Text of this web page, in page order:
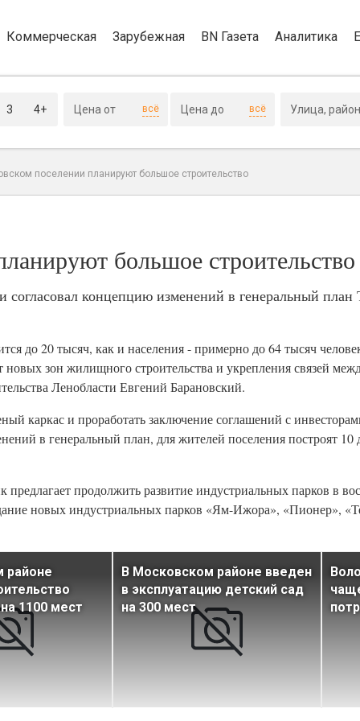
Коммерческая Зарубежная BN Газета Аналитика
3 4+ всё всё
поселении планируют большое строительство
большое строительство
согласовал концепцию изменений в генеральный план
до 20 тысяч, как и населения - примерно до 64 тысяч
зон жилищного строительства и укрепления связей
Ленобласти Евгений Барановский.
каркас и проработать заключение соглашений с
в генеральный план, для жителей поселения построят 10
предлагает продолжить развитие индустриальных парков в
новых индустриальных парков «Ям-Ижора», «Пионер»,
районе
1100 мест
В Московском районе введен
в эксплуатацию детский сад
на 300 мест